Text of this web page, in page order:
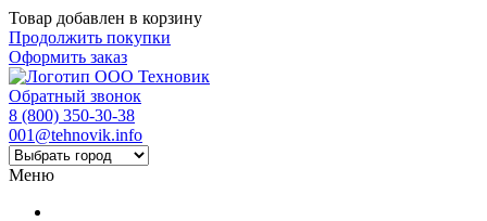
Товар добавлен в корзину
Продолжить покупки
Оформить заказ
Обратный звонок
8 (800) 350-30-38
001@tehnovik.info
Меню